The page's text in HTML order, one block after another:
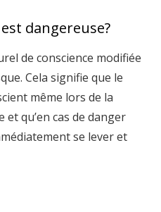
dangereuse?
de conscience modifiée
Cela signifie que le
même lors de la
et qu’en cas de danger
se lever et